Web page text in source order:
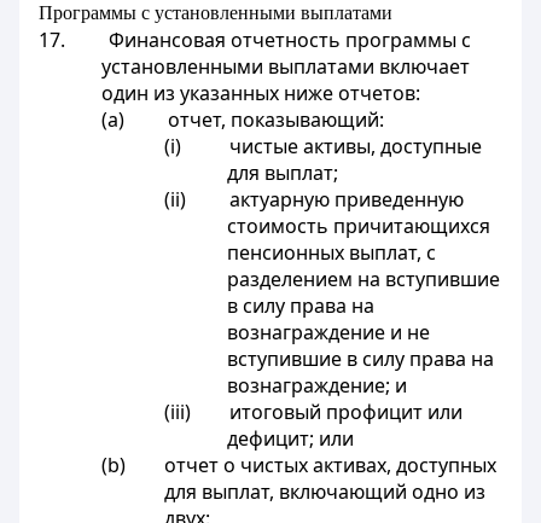
Программы с установленными выплатами
17. Финансовая отчетность программы с
установленными выплатами включает
один из указанных ниже отчетов:
(a) отчет, показывающий:
(i) чистые активы, доступные
для выплат;
(ii) актуарную приведенную
стоимость причитающихся
пенсионных выплат, с
разделением на вступившие
в силу права на
вознаграждение и не
вступившие в силу права на
вознаграждение; и
(iii) итоговый профицит или
дефицит; или
(b) отчет о чистых активах, доступных
для выплат, включающий одно из